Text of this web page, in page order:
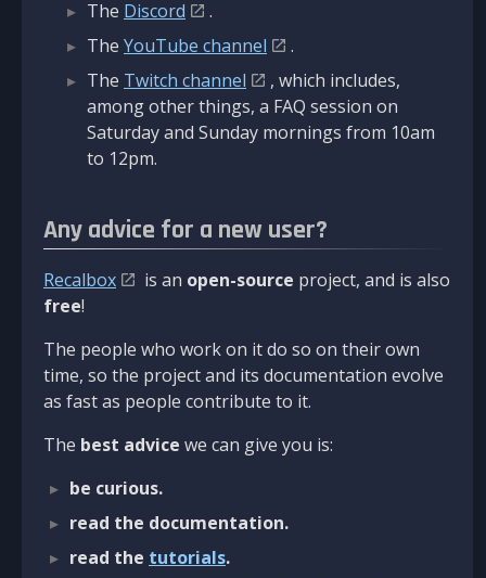
The Discord
.
The YouTube channel
.
The Twitch channel
, which includes,
among other things, a FAQ session on
Saturday and Sunday mornings from 10am
to 12pm.
Any advice for a new user?
Recalbox is an open-source project, and is also
free!
The people who work on it do so on their own
time, so the project and its documentation evolve
as fast as people contribute to it.
The best advice we can give you is:
be curious.
read the documentation.
read the tutorials.